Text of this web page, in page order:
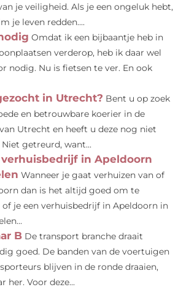
je veiligheid. Als je een ongeluk hebt,
je leven redden....
Omdat ik een bijbaantje heb in
verderop, heb ik daar wel
nodig. Nu is fietsen te ver. En ook
in Utrecht? Bent u op zoek
en betrouwbare koerier in de
Utrecht en heeft u deze nog niet
getreurd, want...
verhuisbedrijf in Apeldoorn
Wanneer je gaat verhuizen van of
dan is het altijd goed om te
of je een verhuisbedrijf in Apeldoorn in
B De transport branche draait
goed. De banden van de voertuigen
blijven in de ronde draaien,
her. Voor deze...